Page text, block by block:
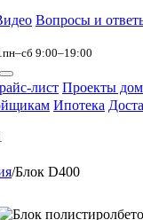
Вопросы и
пн–сб 9:00–19:00
лист Проекты
Ипотека
/Блок D400